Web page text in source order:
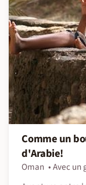
Comme un
d'Arabie!
Oman Avec un